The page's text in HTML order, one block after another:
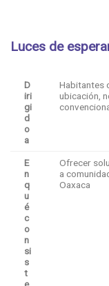
Luces de
D
iri
gi
d
o
a
Habitantes
ubicación,
E
n
q
u
é
c
o
n
si
s
t
Ofrecer
a
Oaxaca